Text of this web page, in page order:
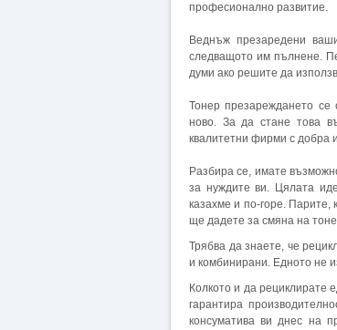
професионално развитие.
Веднъж презаредени
следващото им пълнене.
думи ако решите да
Тонер презареждането се
ново. За да стане това
квалитетни фирми с добра
Разбира се, имате
за нуждите ви. Цялата
казахме и по-горе. Парите,
ще дадете за смяна на
Трябва да знаете, че
и комбинирани. Едното не
Колкото и да рециклирате
гарантира
консуматива ви днес на